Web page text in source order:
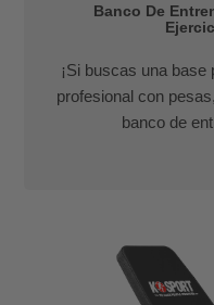
Banco De
¡Si buscas una
profesional con
banco de